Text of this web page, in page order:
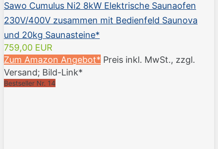
Sawo Cumulus Ni2 8kW Elektrische Saunaofen
230V/400V zusammen mit Bedienfeld Saunova
und 20kg Saunasteine*
759,00 EUR
Zum Amazon Angebot* Preis inkl. MwSt., zzgl.
Versand; Bild-Link*
Bestseller Nr. 14